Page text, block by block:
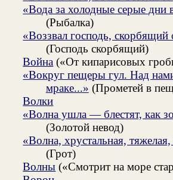
«Вода за холодные серые дни
(Рыбалка)
«Воззвал господь,
(Господь скорбящий)
Война («От кипарисовых
«Вокруг пещеры гул. Над
мраке...» (Прометей в
Волки
«Волна ушла — блестят, как
(Золотой невод)
«Волна, хрустальная, тяжелая,
(Грот)
Волны («Смотрит на море